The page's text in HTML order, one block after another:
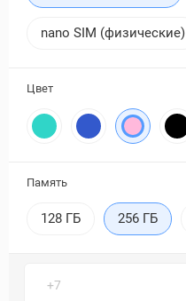
nano SIM (физические)
Цвет
Память
128 ГБ 256 ГБ